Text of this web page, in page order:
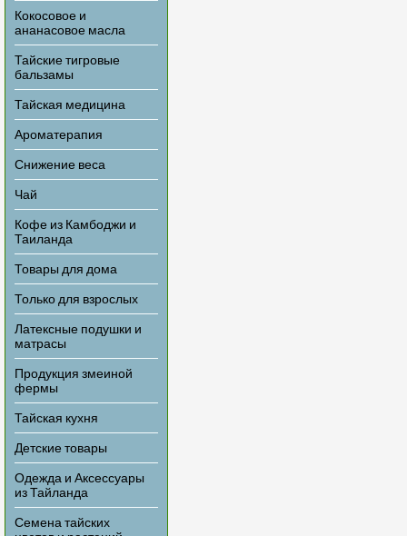
Кокосовое и
ананасовое масла
Тайские тигровые
бальзамы
Тайская медицина
Ароматерапия
Снижение веса
Чай
Кофе из Камбоджи и
Таиланда
Товары для дома
Только для взрослых
Латексные подушки и
матрасы
Продукция змеиной
фермы
Тайская кухня
Детские товары
Одежда и Аксессуары
из Тайланда
Семена тайских